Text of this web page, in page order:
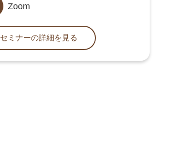
Zoom
セミナーの詳細を見る